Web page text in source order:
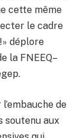
cette même
le cadre
déplore
la FNEEQ–
de
soutenu aux